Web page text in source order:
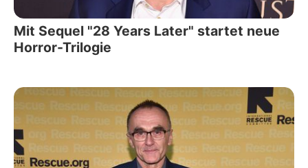
Mit Sequel "28 Years Later" startet neue
Horror-Trilogie